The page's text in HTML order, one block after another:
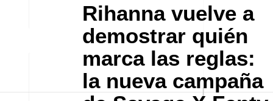
Rihanna vuelve a
demostrar quién
marca las reglas:
la nueva campaña